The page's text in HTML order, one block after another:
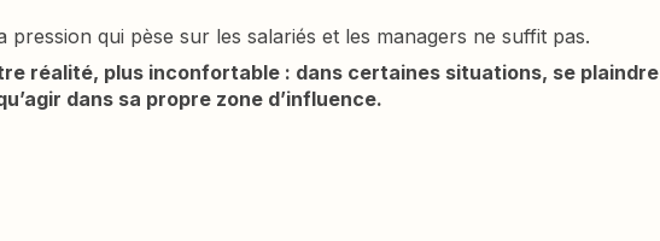
qui pèse sur les salariés et les managers ne suffit pas.
réalité, plus inconfortable : dans certaines situations, se plaindre
dans sa propre zone d’influence.